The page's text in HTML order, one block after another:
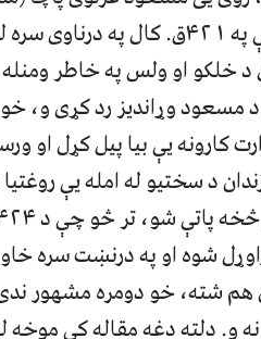
تیروتنه باندې اعتراف وکړ او میوندي یې
د خلکو او ولس په خاطر
کارونه یې بیا پیل کړل او
د سختیو له امله یې
شوه او په درنښت سره
شته، خو دومره مشهور
و. دلته دغه مقاله کې